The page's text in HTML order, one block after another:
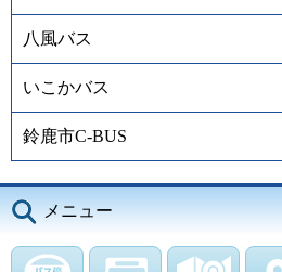
八風バス
いこかバス
鈴鹿市C-BUS
メニュー